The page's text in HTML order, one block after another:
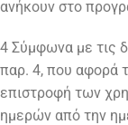
ανήκουν στο
4 Σύμφωνα με τις
παρ. 4, που αφορά
επιστροφή των
ημερών από την